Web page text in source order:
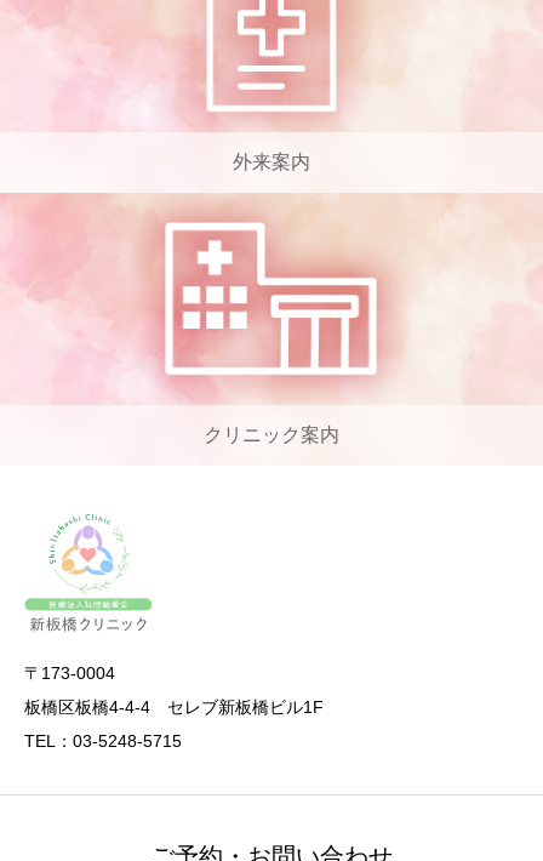
外来案内
クリニック案内
〒173-0004
板橋区板橋4-4-4 セレブ新板橋ビル1F
TEL：03-5248-5715